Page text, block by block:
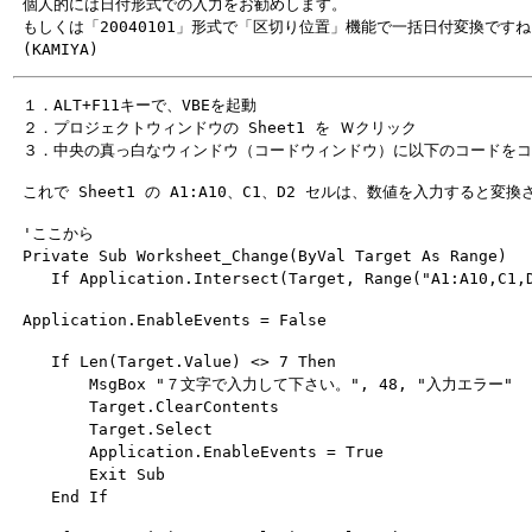
個人的には日付形式での入力をお勧めします。
もしくは「20040101」形式で「区切り位置」機能で一括日付変換です
１．ALT+F11キーで、VBEを起動
２．プロジェクトウィンドウの Sheet1 を Ｗクリック
'ここから
Private Sub Worksheet_Change(ByVal Target As Range)
    If Len(Target.Value) <> 7 Then
        MsgBox "７文字で入力して下さい。", 48, "入力エラー"
        Target.ClearContents
        Target.Select
        Application.EnableEvents = True
        Exit Sub